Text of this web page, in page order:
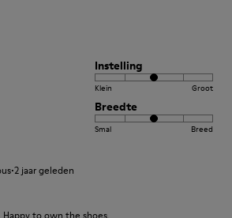
Instelling
Klein Groot
Breedte
Smal Breed
·2 jaar geleden
to own the shoes.